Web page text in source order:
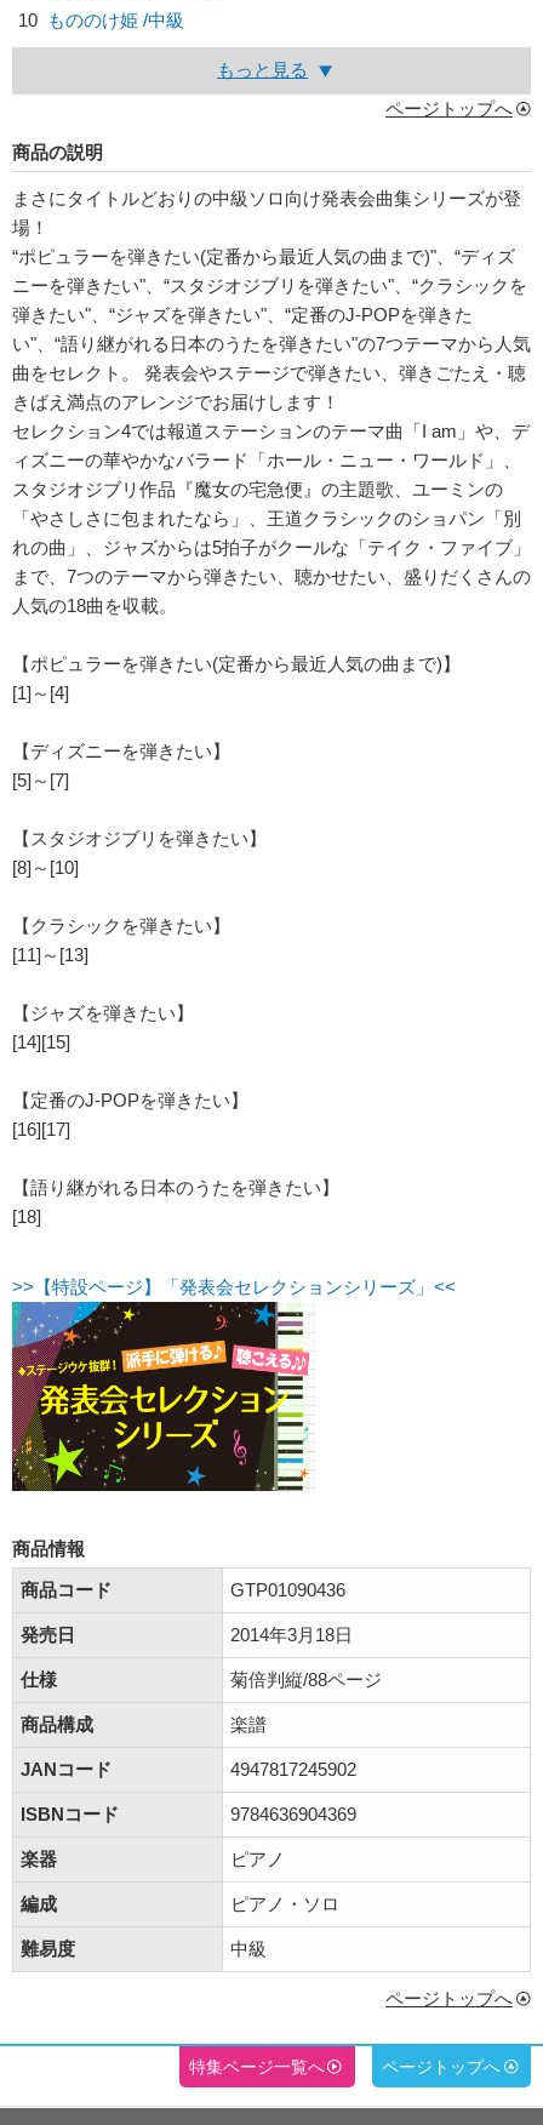
10 もののけ姫 /中級
もっと見る
ページトップへ
商品の説明
まさにタイトルどおりの中級ソロ向け発表会曲集シリーズが登
場！
“ポピュラーを弾きたい(定番から最近人気の曲まで)"、“ディズ
ニーを弾きたい"、“スタジオジブリを弾きたい"、“クラシックを
弾きたい"、“ジャズを弾きたい"、“定番のJ-POPを弾きた
い"、“語り継がれる日本のうたを弾きたい"の7つテーマから人気
曲をセレクト。 発表会やステージで弾きたい、弾きごたえ・聴
きばえ満点のアレンジでお届けします！
セレクション4では報道ステーションのテーマ曲「I am」や、デ
ィズニーの華やかなバラード「ホール・ニュー・ワールド」、
スタジオジブリ作品『魔女の宅急便』の主題歌、ユーミンの
「やさしさに包まれたなら」、王道クラシックのショパン「別
れの曲」、ジャズからは5拍子がクールな「テイク・ファイブ」
まで、7つのテーマから弾きたい、聴かせたい、盛りだくさんの
人気の18曲を収載。
【ポピュラーを弾きたい(定番から最近人気の曲まで)】
[1]～[4]
【ディズニーを弾きたい】
[5]～[7]
【スタジオジブリを弾きたい】
[8]～[10]
【クラシックを弾きたい】
[11]～[13]
【ジャズを弾きたい】
[14][15]
【定番のJ-POPを弾きたい】
[16][17]
【語り継がれる日本のうたを弾きたい】
[18]
>>【特設ページ】「発表会セレクションシリーズ」<<
商品情報
商品コード
GTP01090436
発売日 2014年3月18日
仕様 菊倍判縦/88ページ
商品構成 楽譜
JANコード 4947817245902
ISBNコード 9784636904369
楽器 ピアノ
編成 ピアノ・ソロ
難易度 中級
ページトップへ
特集ページ一覧へ ページトップへ